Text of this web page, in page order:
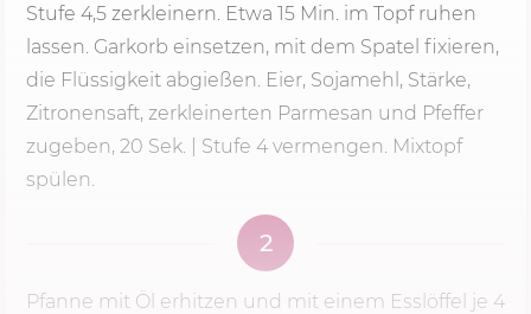
Stufe 4,5 zerkleinern. Etwa 15 Min. im Topf ruhen
lassen. Garkorb einsetzen, mit dem Spatel fixieren,
die Flüssigkeit abgießen. Eier, Sojamehl, Stärke,
Zitronensaft, zerkleinerten Parmesan und Pfeffer
zugeben, 20 Sek. | Stufe 4 vermengen. Mixtopf
spülen.
2
Pfanne mit Öl erhitzen und mit einem Esslöffel je 4